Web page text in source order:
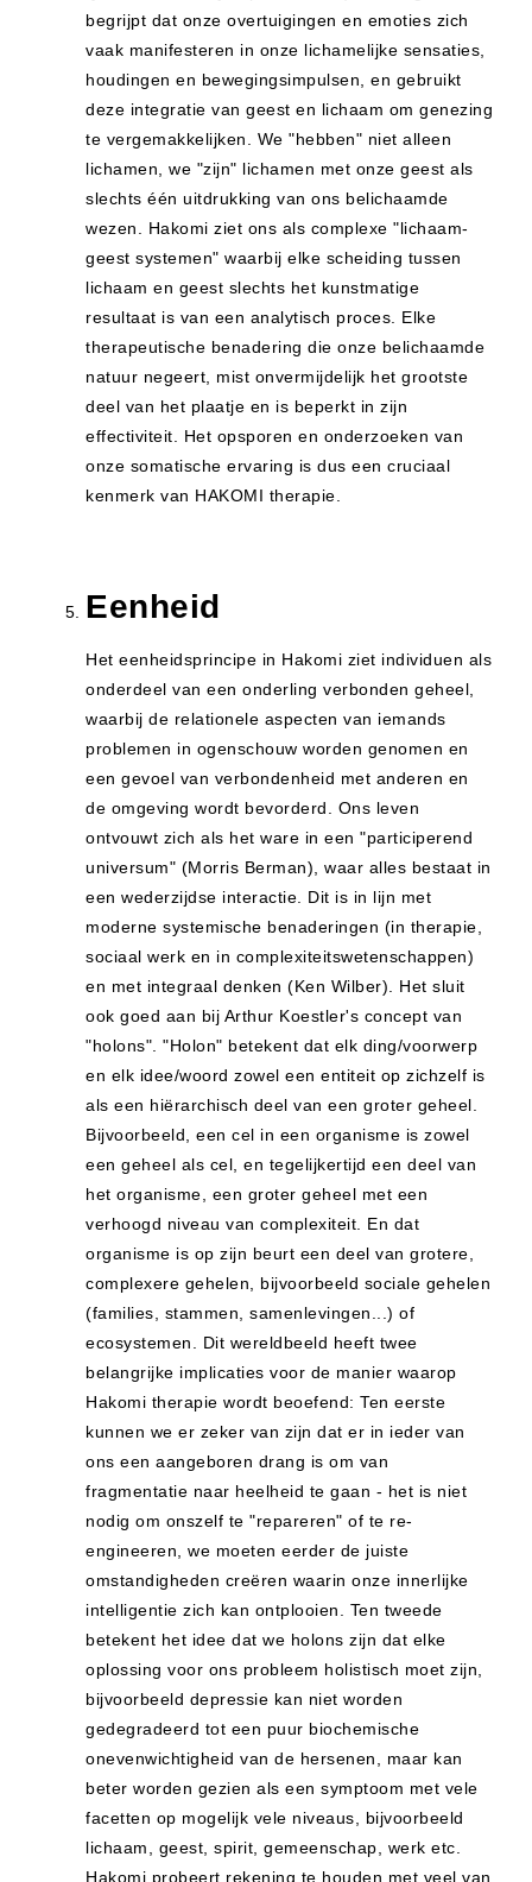
begrijpt dat onze overtuigingen en emoties zich
vaak manifesteren in onze lichamelijke sensaties,
houdingen en bewegingsimpulsen, en gebruikt
deze integratie van geest en lichaam om genezing
te vergemakkelijken. We "hebben" niet alleen
lichamen, we "zijn" lichamen met onze geest als
slechts één uitdrukking van ons belichaamde
wezen. Hakomi ziet ons als complexe "lichaam-
geest systemen" waarbij elke scheiding tussen
lichaam en geest slechts het kunstmatige
resultaat is van een analytisch proces. Elke
therapeutische benadering die onze belichaamde
natuur negeert, mist onvermijdelijk het grootste
deel van het plaatje en is beperkt in zijn
effectiviteit. Het opsporen en onderzoeken van
onze somatische ervaring is dus een cruciaal
kenmerk van HAKOMI therapie.
Eenheid
Het eenheidsprincipe in Hakomi ziet individuen als
onderdeel van een onderling verbonden geheel,
waarbij de relationele aspecten van iemands
problemen in ogenschouw worden genomen en
een gevoel van verbondenheid met anderen en
de omgeving wordt bevorderd. Ons leven
ontvouwt zich als het ware in een "participerend
universum" (Morris Berman), waar alles bestaat in
een wederzijdse interactie. Dit is in lijn met
moderne systemische benaderingen (in therapie,
sociaal werk en in complexiteitswetenschappen)
en met integraal denken (Ken Wilber). Het sluit
ook goed aan bij Arthur Koestler's concept van
"holons". "Holon" betekent dat elk ding/voorwerp
en elk idee/woord zowel een entiteit op zichzelf is
als een hiërarchisch deel van een groter geheel.
Bijvoorbeeld, een cel in een organisme is zowel
een geheel als cel, en tegelijkertijd een deel van
het organisme, een groter geheel met een
verhoogd niveau van complexiteit. En dat
organisme is op zijn beurt een deel van grotere,
complexere gehelen, bijvoorbeeld sociale gehelen
(families, stammen, samenlevingen...) of
ecosystemen. Dit wereldbeeld heeft twee
belangrijke implicaties voor de manier waarop
Hakomi therapie wordt beoefend: Ten eerste
kunnen we er zeker van zijn dat er in ieder van
ons een aangeboren drang is om van
fragmentatie naar heelheid te gaan - het is niet
nodig om onszelf te "repareren" of te re-
engineeren, we moeten eerder de juiste
omstandigheden creëren waarin onze innerlijke
intelligentie zich kan ontplooien. Ten tweede
betekent het idee dat we holons zijn dat elke
oplossing voor ons probleem holistisch moet zijn,
bijvoorbeeld depressie kan niet worden
gedegradeerd tot een puur biochemische
onevenwichtigheid van de hersenen, maar kan
beter worden gezien als een symptoom met vele
facetten op mogelijk vele niveaus, bijvoorbeeld
lichaam, geest, spirit, gemeenschap, werk etc.
Hakomi probeert rekening te houden met veel van